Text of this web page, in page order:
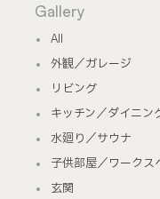
Gallery
All
外観／ガレージ
リビング
キッチン／ダイニン
水廻り／サウナ
子供部屋／ワークス
玄関